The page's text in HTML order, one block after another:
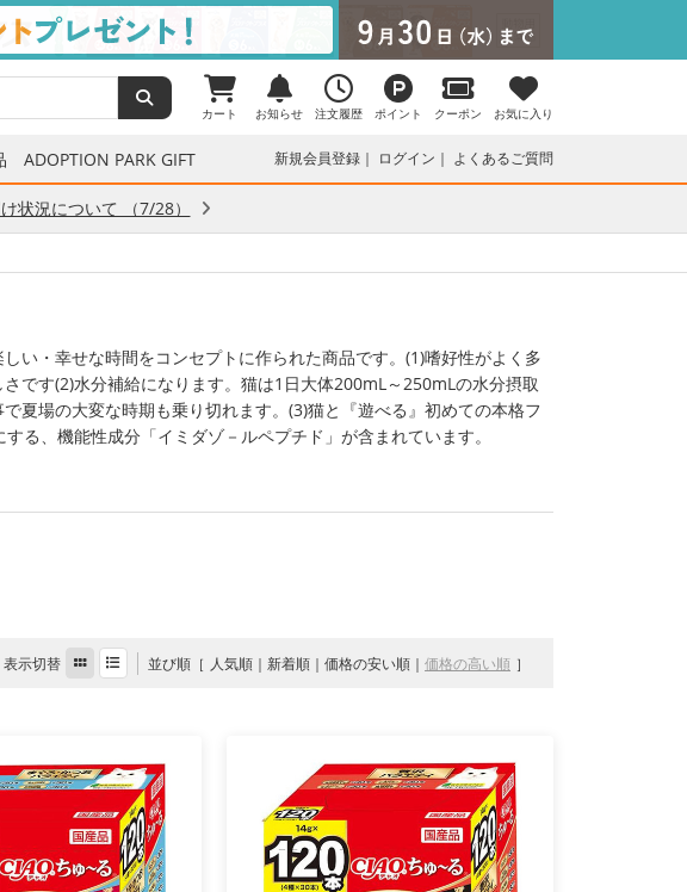
カート お知らせ 注文履歴 ポイント クーポン お気に入り
ADOPTION PARK GIFT 新規会員登録 ログイン よくあるご質問
状況について （7/28）
い・幸せな時間をコンセプトに作られた商品です。(1)嗜好性がよく多
です(2)水分補給になります。猫は1日大体200mL～250mLの水分摂取
夏場の大変な時期も乗り切れます。(3)猫と『遊べる』初めての本格フ
る、機能性成分「イミダゾ－ルペプチド」が含まれています。
表示切替 並び順 人気順 新着順 価格の安い順 価格の高い順